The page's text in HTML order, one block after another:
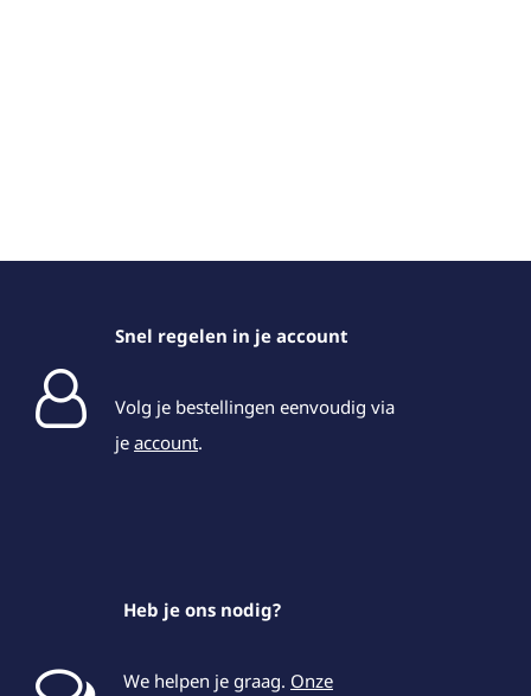
Snel regelen in je account
Volg je bestellingen eenvoudig via
je account.
Heb je ons nodig?
We helpen je graag. Onze